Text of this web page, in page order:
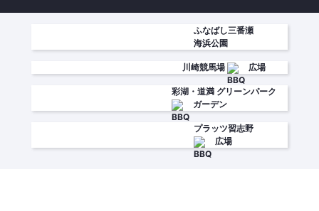
ふなばし三番瀬
海浜公園
川崎競馬場 広場
彩湖・道満グリーンパーク
ガーデン
プラッツ習志野
広場